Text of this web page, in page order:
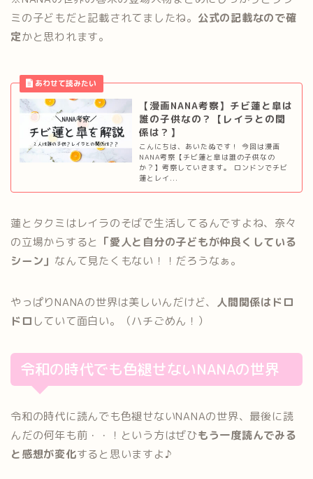
ミの子どもだと記載されてましたね。 公式の記載なので確
定かと思われます。
【漫画NANA考察】チビ蓮と皐は
誰の子供なの？【レイラとの関
係は？】
こんにちは、あいたぬです！ 今回は漫画
NANA考察【チビ蓮と皐は誰の子供なの
か？】考察していきます。 ロンドンでチビ
蓮とレイ...
蓮とタクミはレイラのそばで生活してるんですよね、奈々
の立場からすると 「愛人と自分の子どもが仲良くしている
シーン」 なんて見たくもない！！だろうなぁ。
やっぱりNANAの世界は美しいんだけど、 人間関係はドロ
ドロ していて面白い。（ハチごめん！）
令和の時代でも色褪せないNANAの世界
令和の時代に読んでも色褪せないNANAの世界、最後に読
んだの何年も前・・！という方はぜひもう一度読んでみる
と感想が変化すると思いますよ♪